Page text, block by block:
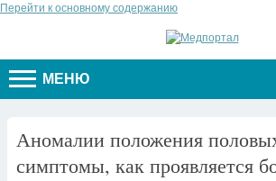
Перейти к основному содержанию
МЕНЮ
Аномалии положения
симптомы, как проявляется